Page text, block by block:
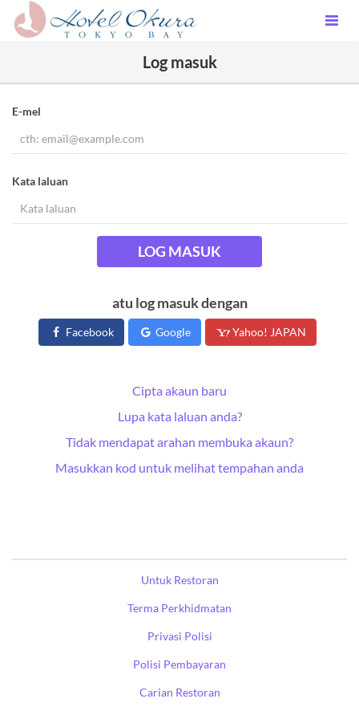
Log masuk
E-mel
Kata laluan
LOG MASUK
atu log masuk dengan
Facebook Google Yahoo! JAPAN
Cipta akaun baru
Lupa kata laluan anda?
Tidak mendapat arahan membuka akaun?
Masukkan kod untuk melihat tempahan anda
Untuk Restoran
Terma Perkhidmatan
Privasi Polisi
Polisi Pembayaran
Carian Restoran